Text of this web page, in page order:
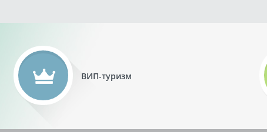
ВИП-туризм